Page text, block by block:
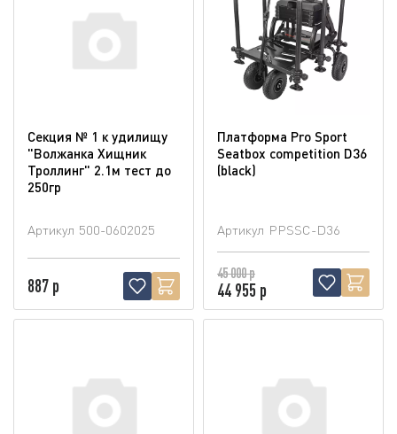
Секция № 1 к удилищу
"Волжанка Хищник
Троллинг" 2.1м тест до
250гр
Артикул 500-0602025
887 р
Платформа Pro Sport
Seatbox competition D36
(blaсk)
Артикул PPSSC-D36
45 000 р
44 955 р